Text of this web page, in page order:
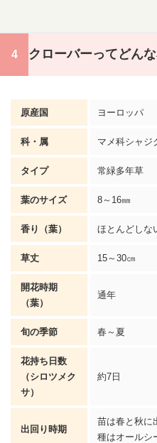
クローバーってどんな
原産国 ヨーロッパ
科・属 マメ科シャジ
タイプ 常緑多年草
葉のサイズ 8～16㎜
香り（葉） ほとんどしな
草丈 15～30㎝
開花時期
（葉）
通年
旬の季節 春～夏
花持ち日数
（シロツメク
サ）
約7日
出回り時期
苗は春と秋に
種はオールシ